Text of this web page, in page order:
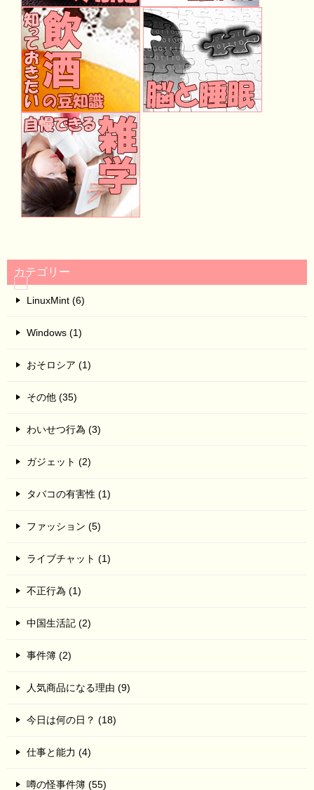
カテゴリー
LinuxMint (6)
Windows (1)
おそロシア (1)
その他 (35)
わいせつ行為 (3)
ガジェット (2)
タバコの有害性 (1)
ファッション (5)
ライブチャット (1)
不正行為 (1)
中国生活記 (2)
事件簿 (2)
人気商品になる理由 (9)
今日は何の日？ (18)
仕事と能力 (4)
噂の怪事件簿 (55)